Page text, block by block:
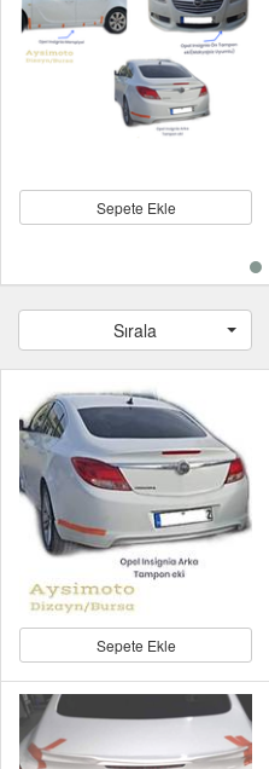
Sepete Ekle
Sırala
Sepete Ekle